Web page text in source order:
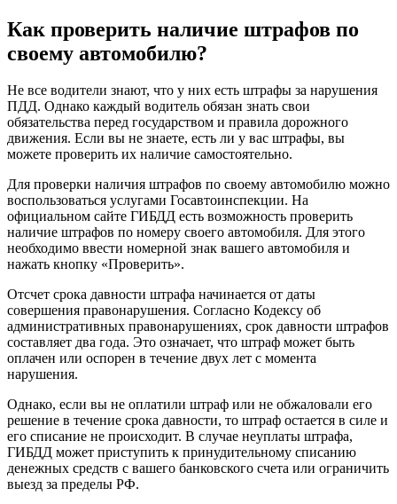
Как проверить наличие штрафов по
своему автомобилю?
Не все водители знают, что у них есть штрафы за нарушения
ПДД. Однако каждый водитель обязан знать свои
обязательства перед государством и правила дорожного
движения. Если вы не знаете, есть ли у вас штрафы, вы
можете проверить их наличие самостоятельно.
Для проверки наличия штрафов по своему автомобилю можно
воспользоваться услугами Госавтоинспекции. На
официальном сайте ГИБДД есть возможность проверить
наличие штрафов по номеру своего автомобиля. Для этого
необходимо ввести номерной знак вашего автомобиля и
нажать кнопку «Проверить».
Отсчет срока давности штрафа начинается от даты
совершения правонарушения. Согласно Кодексу об
административных правонарушениях, срок давности штрафов
составляет два года. Это означает, что штраф может быть
оплачен или оспорен в течение двух лет с момента
нарушения.
Однако, если вы не оплатили штраф или не обжаловали его
решение в течение срока давности, то штраф остается в силе и
его списание не происходит. В случае неуплаты штрафа,
ГИБДД может приступить к принудительному списанию
денежных средств с вашего банковского счета или ограничить
выезд за пределы РФ.